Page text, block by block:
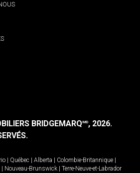
BRIDGEMARQMD, 2026.
Québec Alberta Colombie-Britannique
Nouveau-Brunswick
Terre-Neuve-et-Labrador